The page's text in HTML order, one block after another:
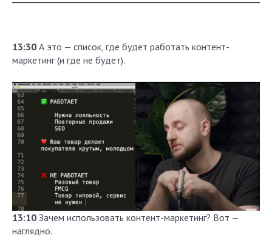
13:30 А это — список, где будет работать контент-
маркетинг (и где не будет).
13:10 Зачем использовать контент-маркетинг? Вот —
наглядно.